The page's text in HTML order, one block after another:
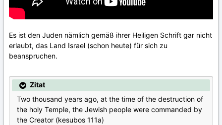
Es ist den Juden nämlich gemäß ihrer Heiligen Schrift gar nicht
erlaubt, das Land Israel (schon heute) für sich zu
beanspruchen.
Zitat
Two thousand years ago, at the time of the destruction of
the holy Temple, the Jewish people were commanded by
the Creator (kesubos 111a)